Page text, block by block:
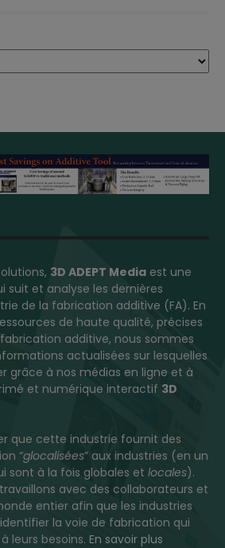
3D ADEPT Media est une
suit et analyse les dernières
de la fabrication additive (FA). En
de haute qualité, précises
additive, nous sommes
actualisées sur lesquelles
grâce à nos médias en ligne et à
et numérique interactif 3D
que cette industrie fournit des
“glocalisées” aux industries (en un
sont à la fois globales et locales).
avec des collaborateurs et
entier afin que les industries
la voie de fabrication qui
leurs besoins. En savoir plus